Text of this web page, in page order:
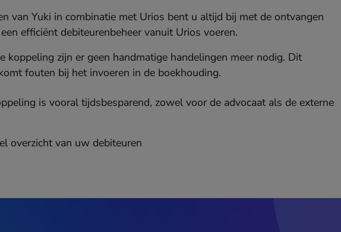
van Yuki in combinatie met Urios bent u altijd bij met de ontvangen
efficiënt debiteurenbeheer vanuit Urios voeren.
koppeling zijn er geen handmatige handelingen meer nodig. Dit
fouten bij het invoeren in de boekhouding.
is vooral tijdsbesparend, zowel voor de advocaat als de externe
overzicht van uw debiteuren